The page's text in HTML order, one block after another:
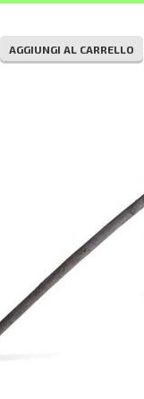
AGGIUNGI AL CARRELLO